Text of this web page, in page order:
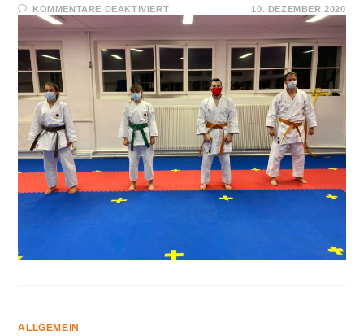
KOMMENTARE DEAKTIVIERTFÜR
KYU
PRÜFUNGEN
AM
10.12.2020
IN
HUTTWIL
10. DEZEMBER 2020
ALLGEMEIN